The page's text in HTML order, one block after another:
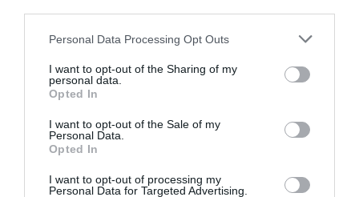
Personal Data Processing Opt Outs
I want to opt-out of the Sharing of my
personal data.
Opted In
I want to opt-out of the Sale of my
Personal Data.
Opted In
I want to opt-out of processing my
Personal Data for Targeted Advertising.
Enormes minucias
por Eulogio López